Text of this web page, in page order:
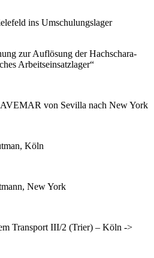
ins Umschulungslager
zur Auflösung der Hachschara-
Ar­beits­ein­satz­lager“
von Sevilla nach New York
Köln
New York
Transport III/2 (Trier) – Köln ->